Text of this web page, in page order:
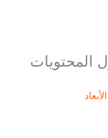
المحتويات